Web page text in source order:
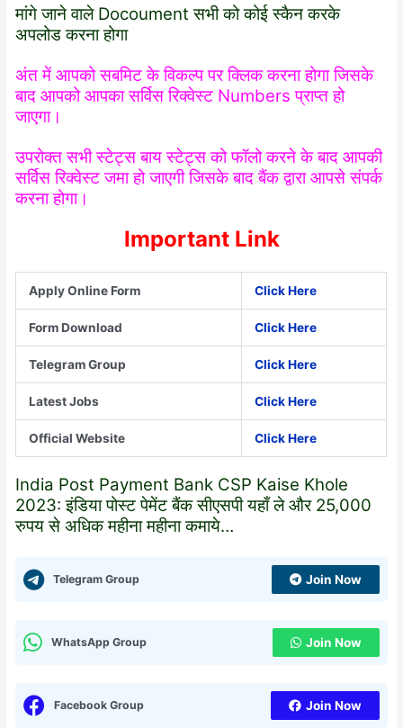
मांगे जाने वाले Docoument सभी को कोई स्कैन करके
अपलोड करना होगा
अंत में आपको सबमिट के विकल्प पर क्लिक करना होगा जिसके
बाद आपको आपका सर्विस रिक्वेस्ट Numbers प्राप्त हो
जाएगा।
उपरोक्त सभी स्टेट्स बाय स्टेट्स को फॉलो करने के बाद आपकी
सर्विस रिक्वेस्ट जमा हो जाएगी जिसके बाद बैंक द्वारा आपसे संपर्क
करना होगा।
Important Link
Apply Online Form Click Here
Form Download Click Here
Telegram Group Click Here
Latest Jobs Click Here
Official Website Click Here
India Post Payment Bank CSP Kaise Khole
2023: इंडिया पोस्ट पेमेंट बैंक सीएसपी यहाँ ले और 25,000
रुपय से अधिक महीना महीना कमाये…
Telegram Group Join Now
WhatsApp Group Join Now
Facebook Group Join Now